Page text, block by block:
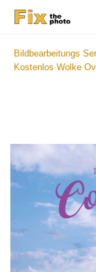
Bildbearbeitungs
Kostenlos Wolke